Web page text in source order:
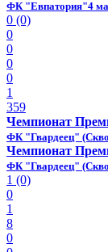
ФК "Евпатория"4
0 (0)
0
0
0
0
1
359
Чемпионат
ФК "Гвардеец"
Чемпионат
ФК "Гвардеец"
1 (0)
0
1
8
0